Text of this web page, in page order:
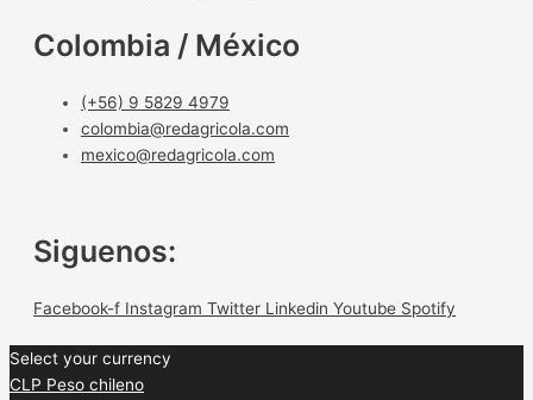
Colombia / México
(+56) 9 5829 4979
colombia@redagricola.com
mexico@redagricola.com
Siguenos:
Facebook-f Instagram Twitter Linkedin Youtube Spotify
Select your currency
CLP Peso chileno